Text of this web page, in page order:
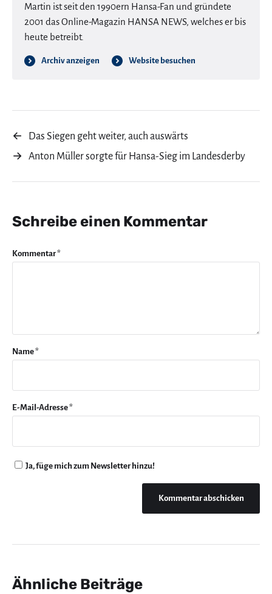
Martin ist seit den 1990ern Hansa-Fan und gründete
2001 das Online-Magazin HANSA NEWS, welches er bis
heute betreibt.
Archiv anzeigen Website besuchen
←
Das Siegen geht weiter, auch auswärts
→
Anton Müller sorgte für Hansa-Sieg im Landesderby
Schreibe einen Kommentar
Kommentar*
Name*
E-Mail-Adresse*
Ja, füge mich zum Newsletter hinzu!
Ähnliche Beiträge